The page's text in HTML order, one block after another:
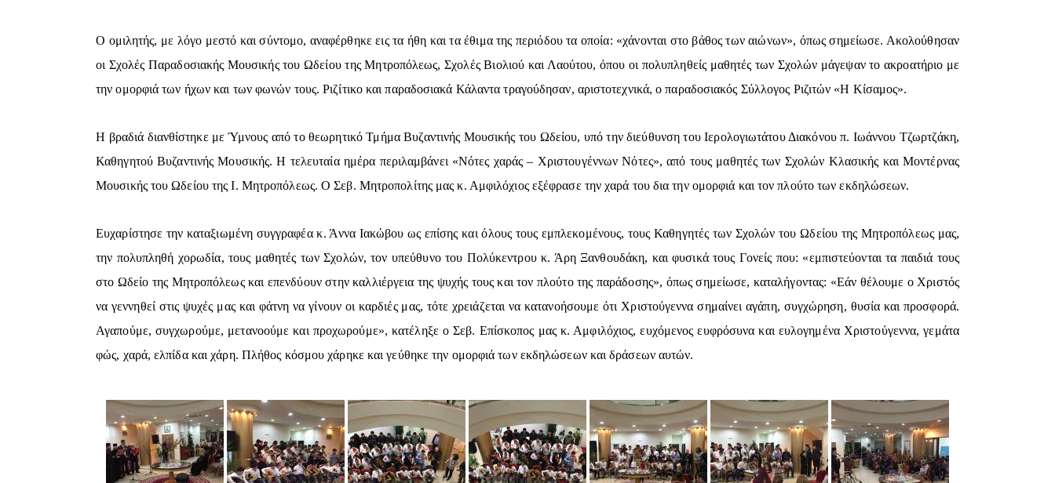
Ο ομιλητής, με λόγο μεστό και σύντομο, αναφέρθηκε εις τα ήθη και τα έθιμα της περιόδου τα οποία: «χάνονται στο βάθος των αιώνων», όπως σημείωσε. Ακολούθησαν
οι Σχολές Παραδοσιακής Μουσικής του Ωδείου της Μητροπόλεως, Σχολές Βιολιού και Λαούτου, όπου οι πολυπληθείς μαθητές των Σχολών μάγεψαν το ακροατήριο με
την ομορφιά των ήχων και των φωνών τους. Ριζίτικο και παραδοσιακά Κάλαντα τραγούδησαν, αριστοτεχνικά, ο παραδοσιακός Σύλλογος Ριζιτών «Η Κίσαμος».
Η βραδιά διανθίστηκε με Ύμνους από το θεωρητικό Τμήμα Βυζαντινής Μουσικής του Ωδείου, υπό την διεύθυνση του Ιερολογιωτάτου Διακόνου π. Ιωάννου Τζωρτζάκη,
Καθηγητού Βυζαντινής Μουσικής. Η τελευταία ημέρα περιλαμβάνει «Νότες χαράς – Χριστουγέννων Νότες», από τους μαθητές των Σχολών Κλασικής και Μοντέρνας
Μουσικής του Ωδείου της Ι. Μητροπόλεως. Ο Σεβ. Μητροπολίτης μας κ. Αμφιλόχιος εξέφρασε την χαρά του δια την ομορφιά και τον πλούτο των εκδηλώσεων.
Ευχαρίστησε την καταξιωμένη συγγραφέα κ. Άννα Ιακώβου ως επίσης και όλους τους εμπλεκομένους, τους Καθηγητές των Σχολών του Ωδείου της Μητροπόλεως μας,
την πολυπληθή χορωδία, τους μαθητές των Σχολών, τον υπεύθυνο του Πολύκεντρου κ. Άρη Ξανθουδάκη, και φυσικά τους Γονείς που: «εμπιστεύονται τα παιδιά τους
στο Ωδείο της Μητροπόλεως και επενδύουν στην καλλιέργεια της ψυχής τους και τον πλούτο της παράδοσης», όπως σημείωσε, καταλήγοντας: «Εάν θέλουμε ο Χριστός
να γεννηθεί στις ψυχές μας και φάτνη να γίνουν οι καρδιές μας, τότε χρειάζεται να κατανοήσουμε ότι Χριστούγεννα σημαίνει αγάπη, συγχώρηση, θυσία και προσφορά.
Αγαπούμε, συγχωρούμε, μετανοούμε και προχωρούμε», κατέληξε ο Σεβ. Επίσκοπος μας κ. Αμφιλόχιος, ευχόμενος ευφρόσυνα και ευλογημένα Χριστούγεννα, γεμάτα
φώς, χαρά, ελπίδα και χάρη. Πλήθος κόσμου χάρηκε και γεύθηκε την ομορφιά των εκδηλώσεων και δράσεων αυτών.